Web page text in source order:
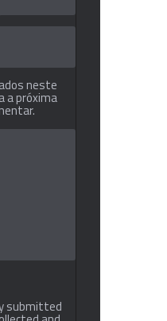
neste
a próxima
submitted